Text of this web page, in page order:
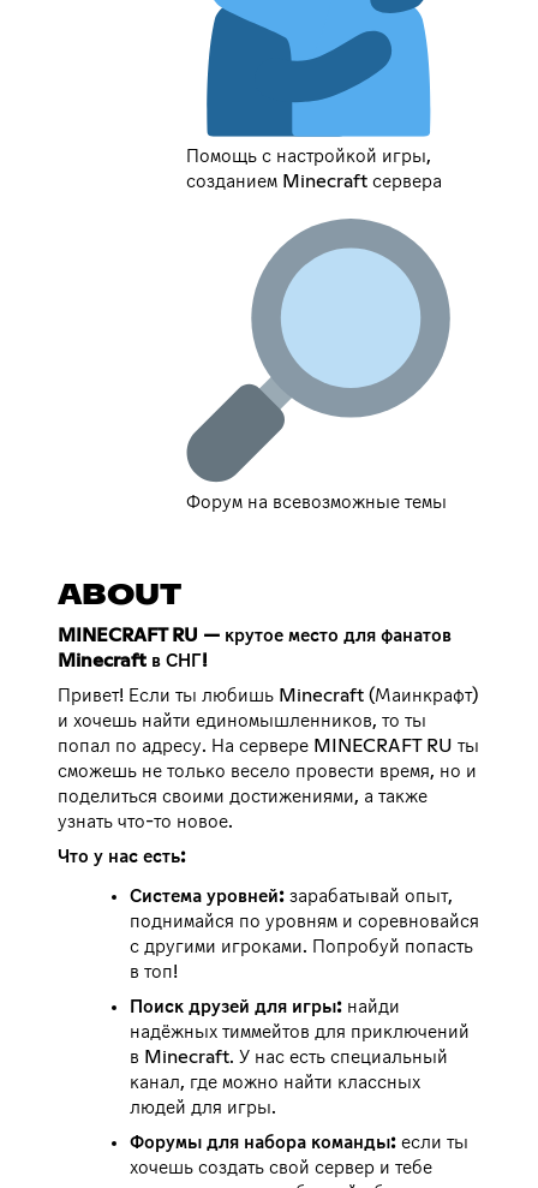
Помощь с настройкой игры,
созданием Minecraft сервера
Форум на всевозможные темы
ABOUT
MINECRAFT RU — крутое место для фанатов
Minecraft в СНГ!
Привет! Если ты любишь Minecraft (Маинкрафт)
и хочешь найти единомышленников, то ты
попал по адресу. На сервере MINECRAFT RU ты
сможешь не только весело провести время, но и
поделиться своими достижениями, а также
узнать что-то новое.
Что у нас есть:
Система уровней: зарабатывай опыт,
поднимайся по уровням и соревновайся
с другими игроками. Попробуй попасть
в топ!
Поиск друзей для игры: найди
надёжных тиммейтов для приключений
в Minecraft. У нас есть специальный
канал, где можно найти классных
людей для игры.
Форумы для набора команды: если ты
хочешь создать свой сервер и тебе